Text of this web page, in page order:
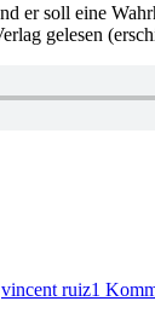
er soll eine
gelesen
vincent ruiz1